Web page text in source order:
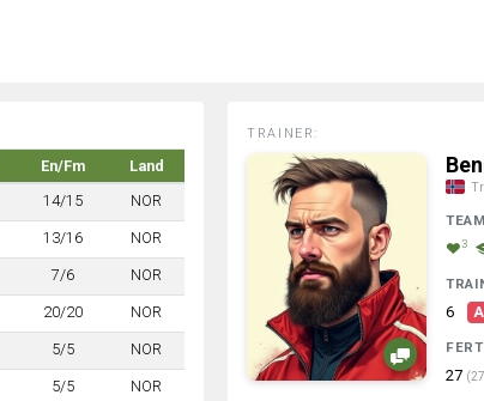
En/Fm
Land
14/15 NOR
13/16 NOR
7/6 NOR
20/20 NOR
5/5 NOR
5/5 NOR
TRAINER:
3
6
27